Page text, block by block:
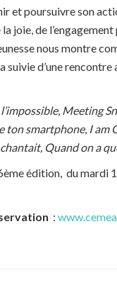
et poursuivre son
joie, de
nous montre
suivie d’une
l’impossible, Meeting
ton smartphone, I am
Quand on a
édition, du mardi
: